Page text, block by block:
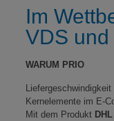
Im
VDS
WARUM PRIO
Kernelemente im E-
Mit dem Produkt